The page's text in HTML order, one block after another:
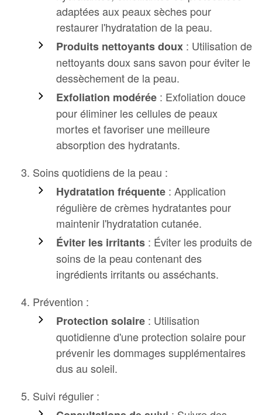
adaptées aux peaux sèches pour
restaurer l'hydratation de la peau.
Produits nettoyants doux : Utilisation de
nettoyants doux sans savon pour éviter le
dessèchement de la peau.
Exfoliation modérée : Exfoliation douce
pour éliminer les cellules de peaux
mortes et favoriser une meilleure
absorption des hydratants.
Soins quotidiens de la peau :
Hydratation fréquente : Application
régulière de crèmes hydratantes pour
maintenir l'hydratation cutanée.
Éviter les irritants : Éviter les produits de
soins de la peau contenant des
ingrédients irritants ou asséchants.
Prévention :
Protection solaire : Utilisation
quotidienne d'une protection solaire pour
prévenir les dommages supplémentaires
dus au soleil.
Suivi régulier :